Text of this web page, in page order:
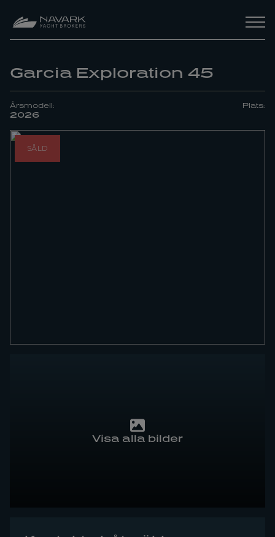
Garcia Exploration 45
Årsmodell:
2026
Plats:
SÅLD
Visa alla bilder